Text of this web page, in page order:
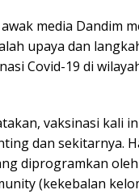
media Dandim
upaya dan
Covid-19 di
vaksinasi kali
dan sekitarnya.
diprogramkan
(kekebalan